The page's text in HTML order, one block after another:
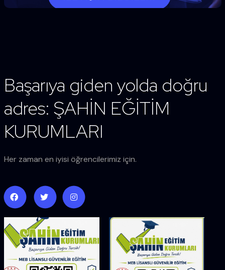
Başarıya giden yolda doğru
adres: ŞAHİN EĞİTİM
KURUMLARI
Her zaman en iyisi öğrencilerimiz için.